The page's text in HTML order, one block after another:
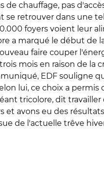
de chauffage, pas
se retrouver dans une
foyers voient leur
a marqué le début de
faire couper
mois en raison de la
EDF souligne
lui, ce choix a
tricolore, dit
et avons eu des
de l'actuelle trêve